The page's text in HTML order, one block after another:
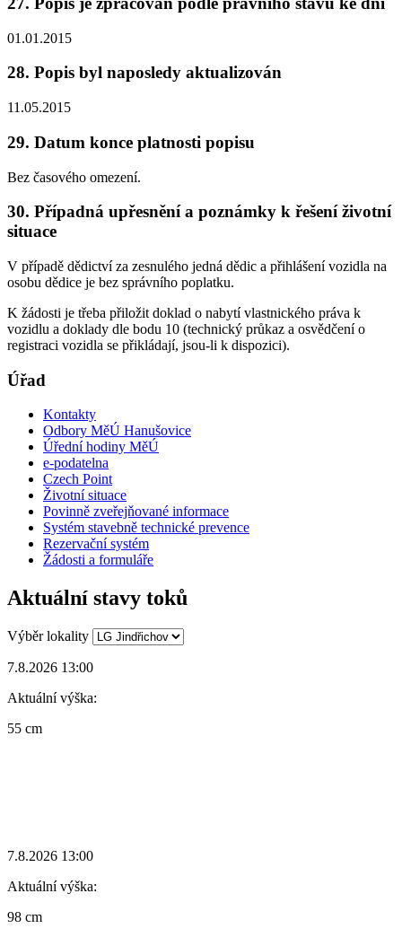
01.01.2015
28. Popis byl naposledy aktualizován
11.05.2015
29. Datum konce platnosti popisu
Bez časového omezení.
30. Případná upřesnění a poznámky k řešení životní
situace
V případě dědictví za zesnulého jedná dědic a přihlášení vozidla na
osobu dědice je bez správního poplatku.
K žádosti je třeba přiložit doklad o nabytí vlastnického práva k
vozidlu a doklady dle bodu 10 (technický průkaz a osvědčení o
registraci vozidla se přikládají, jsou-li k dispozici).
Úřad
Kontakty
Odbory MěÚ Hanušovice
Úřední hodiny MěÚ
e-podatelna
Czech Point
Životní situace
Povinně zveřejňované informace
Systém stavebně technické prevence
Rezervační systém
Žádosti a formuláře
Aktuální stavy toků
Výběr lokality
7.8.2026 13:00
Aktuální výška:
55 cm
7.8.2026 13:00
Aktuální výška:
98 cm